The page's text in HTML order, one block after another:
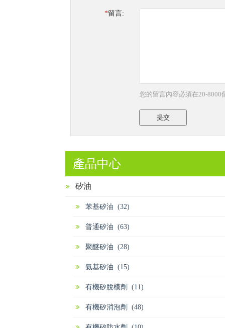
*留言:
您的留言內容必須在20-8000
提交
產品中心
矽油
苯基矽油 (32)
普通矽油 (63)
聚醚矽油 (28)
氨基矽油 (15)
有機矽脫模劑 (11)
有機矽消泡劑 (48)